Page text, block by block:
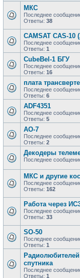
МКС
Последнее
Ответы: 38
CAMSAT CAS-10
Последнее
Ответы: 1
CubeBel-1 БГУ
Последнее
Ответы: 16
плата
Последнее
Ответы: 6
ADF4351
Последнее
Ответы: 5
AO-7
Последнее
Ответы: 2
Декодеры
Последнее
МКС и другие
Последнее
Ответы: 162
Работа через
Последнее
Ответы: 33
SO-50
Последнее
Ответы: 1
спутника
Последнее
Ответы: 1